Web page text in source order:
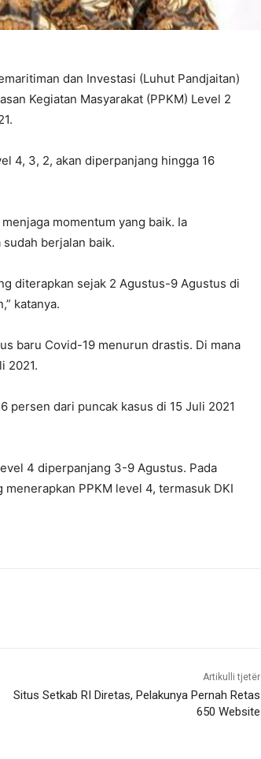
dan Investasi (Luhut Pandjaitan)
Kegiatan Masyarakat (PPKM) Level 2
4, 3, 2, akan diperpanjang hingga 16
momentum yang baik. Ia
berjalan baik.
diterapkan sejak 2 Agustus-9 Agustus di
katanya.
baru Covid-19 menurun drastis. Di mana
2021.
persen dari puncak kasus di 15 Juli 2021
4 diperpanjang 3-9 Agustus. Pada
PPKM level 4, termasuk DKI
Artikulli tjetër
Situs Setkab RI Diretas, Pelakunya Pernah Retas
650 Website